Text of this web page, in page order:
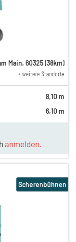
anmelden.
Main, 60325(38km)
+ weitere Standorte
8,10 m
6,10 m
Scherenbühnen